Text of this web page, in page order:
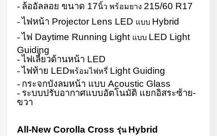
- ล้ออัลลอย ขนาด 17นิ้ว พร้อมยาง 215/60 R17
-ไฟหน้า Projector Lens LED แบบ Hybrid
-ไฟ Daytime Running Light แบบ LED Light
Guiding
-ไฟเลี้ยวด้านหน้า LED
-ไฟท้าย LEDพร้อมไฟหรี่ Light Guiding
- กระจกบังลมหน้า แบบ Acoustic Glass
- ระบบปรับอากาศแบบอัตโนมัติ แยกอิสระซ้าย-
ขวา
All-New Corolla Cross รุ่น Hybrid